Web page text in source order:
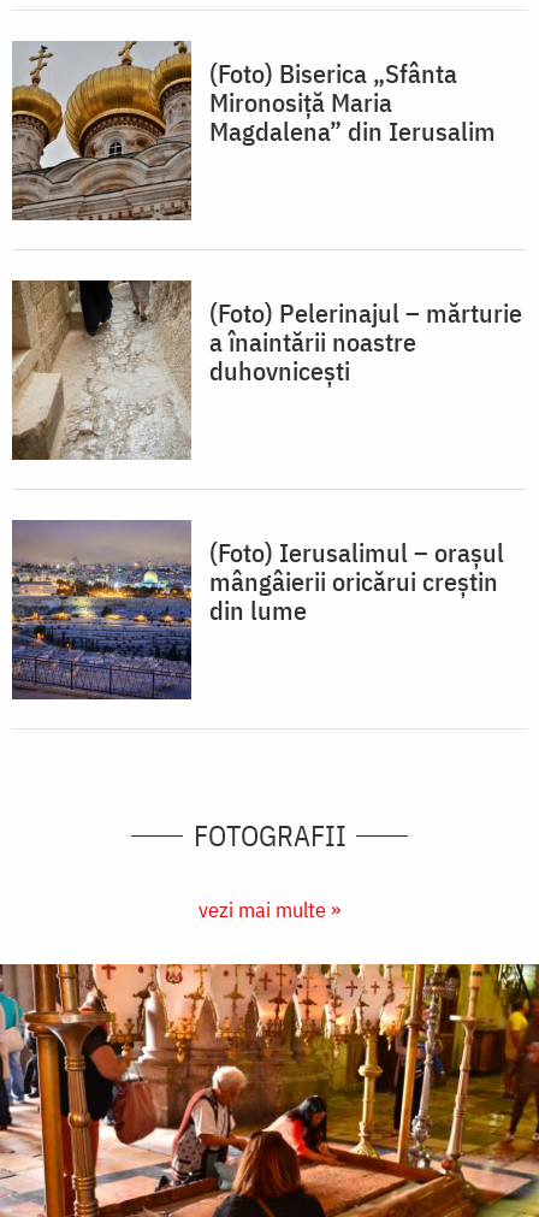
(Foto) Biserica „Sfânta
Mironosiță Maria
Magdalena” din Ierusalim
(Foto) Pelerinajul – mărturie
a înaintării noastre
duhovnicești
(Foto) Ierusalimul – orașul
mângâierii oricărui creștin
din lume
FOTOGRAFII
vezi mai multe »